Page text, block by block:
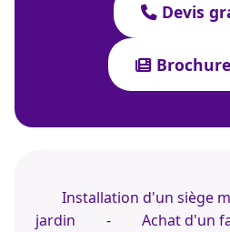
Devis
Installation d'un siège
jardin
-
Achat d'un